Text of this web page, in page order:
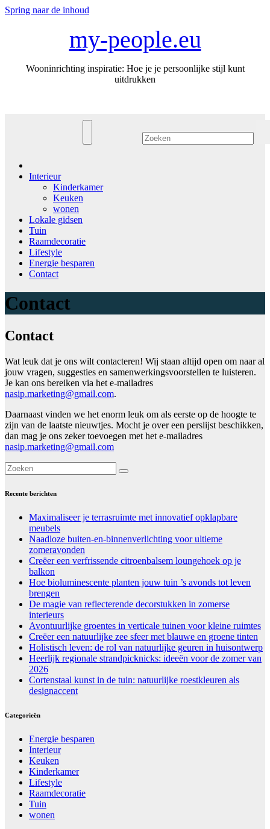
Spring naar de inhoud
my-people.eu
Wooninrichting inspiratie: Hoe je je persoonlijke stijl kunt
uitdrukken
Interieur
Kinderkamer
Keuken
wonen
Lokale gidsen
Tuin
Raamdecoratie
Lifestyle
Energie besparen
Contact
Contact
Contact
Wat leuk dat je ons wilt contacteren! Wij staan altijd open om naar al
jouw vragen, suggesties en samenwerkingsvoorstellen te luisteren.
Je kan ons bereiken via het e-mailadres
nasip.marketing@gmail.com.
Daarnaast vinden we het enorm leuk om als eerste op de hoogte te
zijn van de laatste nieuwtjes. Mocht je over een perslijst beschikken,
dan mag je ons zeker toevoegen met het e-mailadres
nasip.marketing@gmail.com
Recente berichten
Maximaliseer je terrasruimte met innovatief opklapbare
meubels
Naadloze buiten-en-binnenverlichting voor ultieme
zomeravonden
Creëer een verfrissende citroenbalsem loungehoek op je
balkon
Hoe bioluminescente planten jouw tuin ’s avonds tot leven
brengen
De magie van reflecterende decorstukken in zomerse
interieurs
Avontuurlijke groentes in verticale tuinen voor kleine ruimtes
Creëer een natuurlijke zee sfeer met blauwe en groene tinten
Holistisch leven: de rol van natuurlijke geuren in huisontwerp
Heerlijk regionale strandpicknicks: ideeën voor de zomer van
2026
Cortenstaal kunst in de tuin: natuurlijke roestkleuren als
designaccent
Categorieën
Energie besparen
Interieur
Keuken
Kinderkamer
Lifestyle
Raamdecoratie
Tuin
wonen